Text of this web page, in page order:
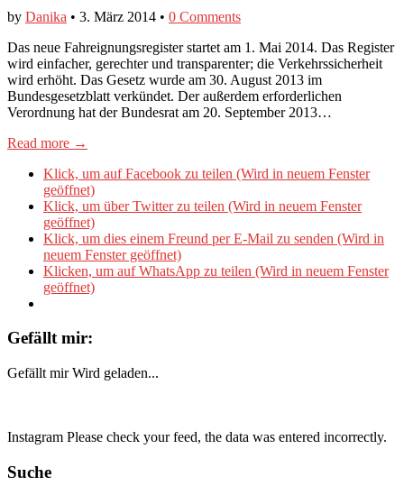
by Danika • 3. März 2014 • 0 Comments
Das neue Fahreignungsregister startet am 1. Mai 2014. Das Register
wird einfacher, gerechter und transparenter; die Verkehrssicherheit
wird erhöht. Das Gesetz wurde am 30. August 2013 im
Bundesgesetzblatt verkündet. Der außerdem erforderlichen
Verordnung hat der Bundesrat am 20. September 2013…
Read more →
Klick, um auf Facebook zu teilen (Wird in neuem Fenster
geöffnet)
Klick, um über Twitter zu teilen (Wird in neuem Fenster
geöffnet)
Klick, um dies einem Freund per E-Mail zu senden (Wird in
neuem Fenster geöffnet)
Klicken, um auf WhatsApp zu teilen (Wird in neuem Fenster
geöffnet)
Gefällt mir:
Gefällt mir Wird geladen...
Instagram Please check your feed, the data was entered incorrectly.
Suche